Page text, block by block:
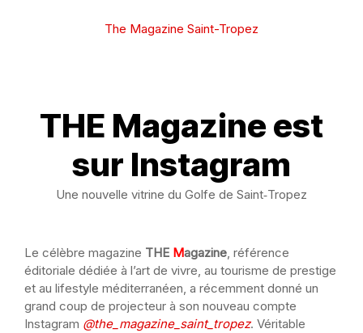
The Magazine Saint-Tropez
THE Magazine est
sur Instagram
Une nouvelle vitrine du Golfe de Saint‑Tropez
Le célèbre magazine THE Magazine, référence
éditoriale dédiée à l’art de vivre, au tourisme de prestige
et au lifestyle méditerranéen, a récemment donné un
grand coup de projecteur à son nouveau compte
Instagram @the_magazine_saint_tropez. Véritable